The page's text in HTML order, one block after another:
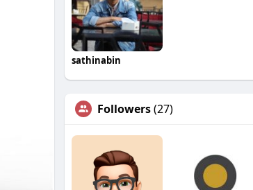
sathinabin
Followers(27)